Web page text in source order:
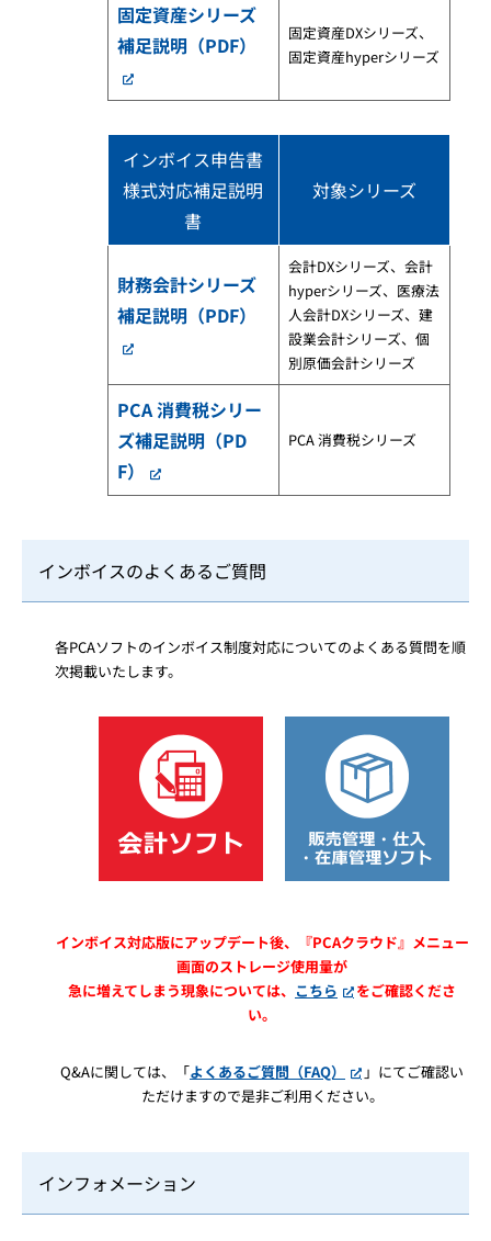
固定資産シリーズ
補足説明（PDF）
固定資産DXシリーズ、
固定資産hyperシリーズ
インボイス申告書
様式対応補足説明
書
対象シリーズ
財務会計シリーズ
補足説明（PDF）
会計DXシリーズ、会計
hyperシリーズ、医療法
人会計DXシリーズ、建
設業会計シリーズ、個
別原価会計シリーズ
PCA 消費税シリー
ズ補足説明（PD
F）
PCA 消費税シリーズ
インボイスのよくあるご質問
各PCAソフトのインボイス制度対応についてのよくある質問を順
次掲載いたします。
インボイス対応版にアップデート後、『PCAクラウド』メニュー
画面のストレージ使用量が
急に増えてしまう現象については、 こちら
をご確認くださ
い。
Q&Aに関しては、「よくあるご質問（FAQ）
」にてご確認い
ただけますので是非ご利用ください。
インフォメーション